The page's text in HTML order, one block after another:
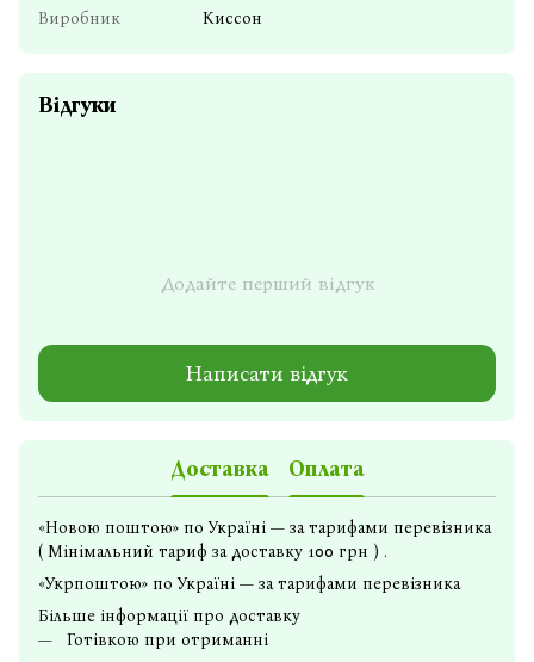
Виробник
Киссон
Відгуки
Додайте перший відгук
Написати відгук
Доставка Оплата
«Новою поштою» по Україні — за тарифами перевізника
( Мінімальний тариф за доставку 100 грн ) .
«Укрпоштою» по Україні — за тарифами перевізника
Більше інформації про доставку
Готівкою при отриманні